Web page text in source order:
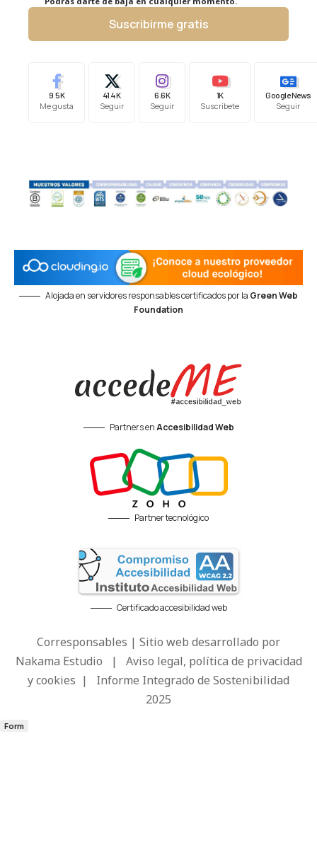
Suscribirme gratis
9.5K
Me gusta
41.4K
Seguir
6.6K
Seguir
1K
Suscríbete
Google News
Seguir
Alojada en servidores responsables certificados por la Green Web
Foundation
Partners enAccesibilidad Web
Partner tecnológico
Certificado accesibilidad web
Corresponsables | Sitio web desarrollado por
Nakama Estudio | Aviso legal, política de privacidad
y cookies | Informe Integrado de Sostenibilidad
2025
Form